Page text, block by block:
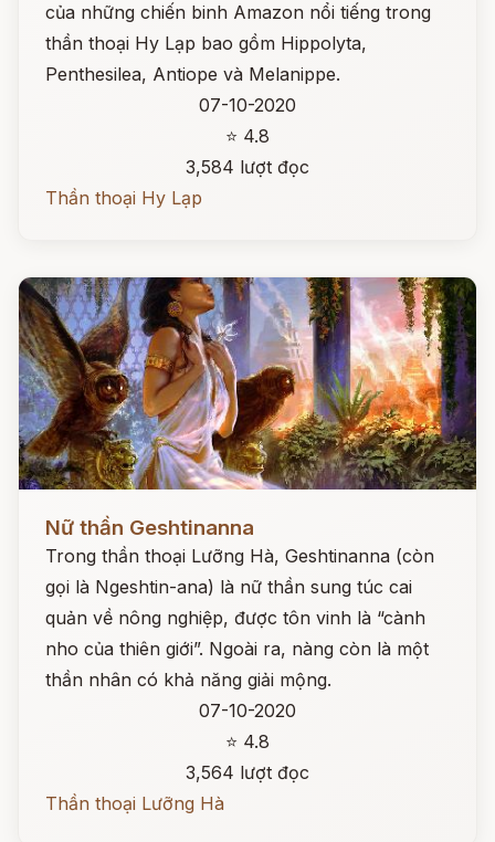
của những chiến binh Amazon nổi tiếng trong
thần thoại Hy Lạp bao gồm Hippolyta,
Penthesilea, Antiope và Melanippe.
07-10-2020
⭐ 4.8
3,584 lượt đọc
Thần thoại Hy Lạp
Nữ thần Geshtinanna
Trong thần thoại Lưỡng Hà, Geshtinanna (còn
gọi là Ngeshtin-ana) là nữ thần sung túc cai
quản về nông nghiệp, được tôn vinh là “cành
nho của thiên giới”. Ngoài ra, nàng còn là một
thần nhân có khả năng giải mộng.
07-10-2020
⭐ 4.8
3,564 lượt đọc
Thần thoại Lưỡng Hà